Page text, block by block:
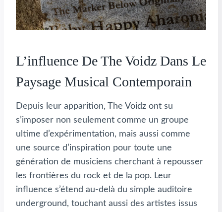
L’influence De The Voidz Dans Le
Paysage Musical Contemporain
Depuis leur apparition, The Voidz ont su
s’imposer non seulement comme un groupe
ultime d’expérimentation, mais aussi comme
une source d’inspiration pour toute une
génération de musiciens cherchant à repousser
les frontières du rock et de la pop. Leur
influence s’étend au-delà du simple auditoire
underground, touchant aussi des artistes issus